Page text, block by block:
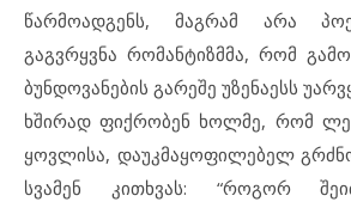
წარმოადგენს, მაგრამ არა
გაგვრყვნა რომანტიზმმა, რომ
ბუნდოვანების გარეშე უზენაესს
ხშირად ფიქრობენ ხოლმე, რომ
ყოვლისა, დაუკმაყოფილებელ
სვამენ კითხვას: “როგორ